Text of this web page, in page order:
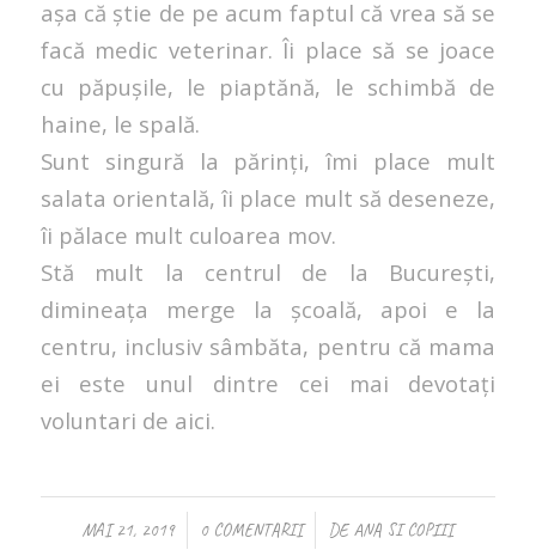
așa că știe de pe acum faptul că vrea să se
facă medic veterinar. Îi place să se joace
cu păpușile, le piaptănă, le schimbă de
haine, le spală.
Sunt singură la părinți, îmi place mult
salata orientală, îi place mult să deseneze,
îi pălace mult culoarea mov.
Stă mult la centrul de la București,
dimineața merge la școală, apoi e la
centru, inclusiv sâmbăta, pentru că mama
ei este unul dintre cei mai devotați
voluntari de aici.
MAI 21, 2019
/ 0 COMENTARII
/ DE ANA SI COPIII